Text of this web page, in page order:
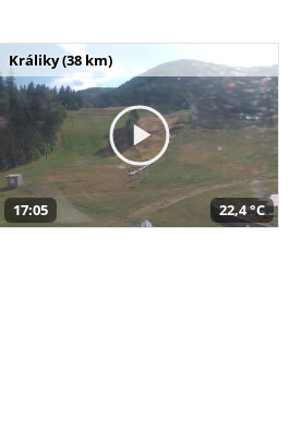
Králiky (38 km)
17:05 22,4 °C